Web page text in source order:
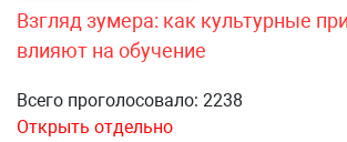
Взгляд зумера: как культурные
влияют на обучение
Всего проголосовало: 2238
Открыть отдельно